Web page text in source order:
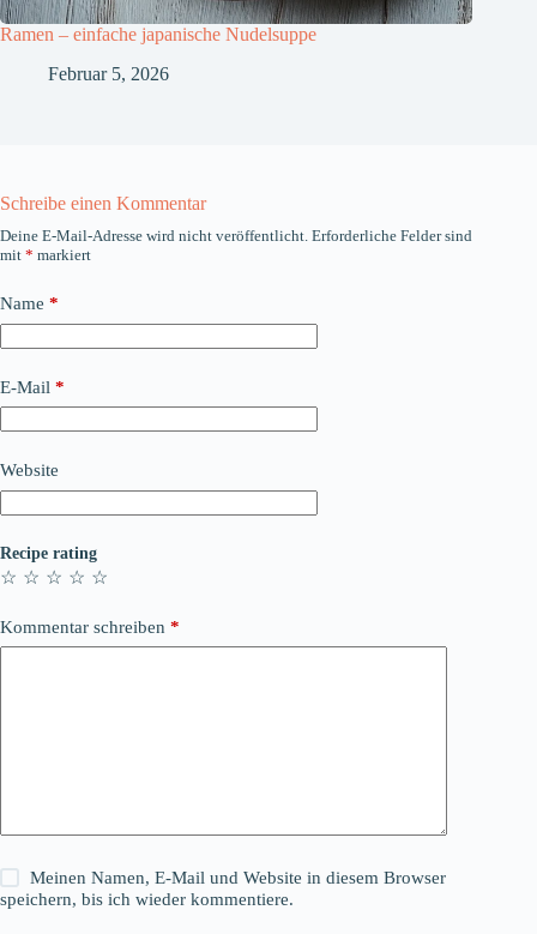
Ramen – einfache japanische Nudelsuppe
Februar 5, 2026
Schreibe einen Kommentar
Deine E-Mail-Adresse wird nicht veröffentlicht. Erforderliche Felder sind
mit * markiert
Name *
E-Mail *
Website
Recipe rating
☆
☆
☆
☆
☆
Kommentar schreiben *
Meinen Namen, E-Mail und Website in diesem Browser
speichern, bis ich wieder kommentiere.